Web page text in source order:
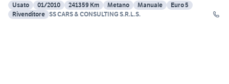
Usato
01/2010 241359 Km Metano Manuale
Euro 5
Rivenditore SS CARS & CONSULTING S.R.L.S.